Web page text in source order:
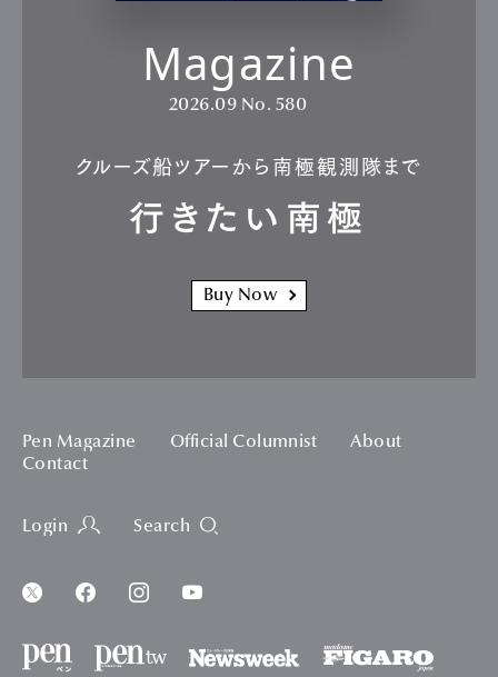
Magazine
2026.09 No. 580
クルーズ船ツアーから南極観測隊まで
行きたい南極
Buy Now
Pen Magazine Official Columnist
About
Contact
Login Search